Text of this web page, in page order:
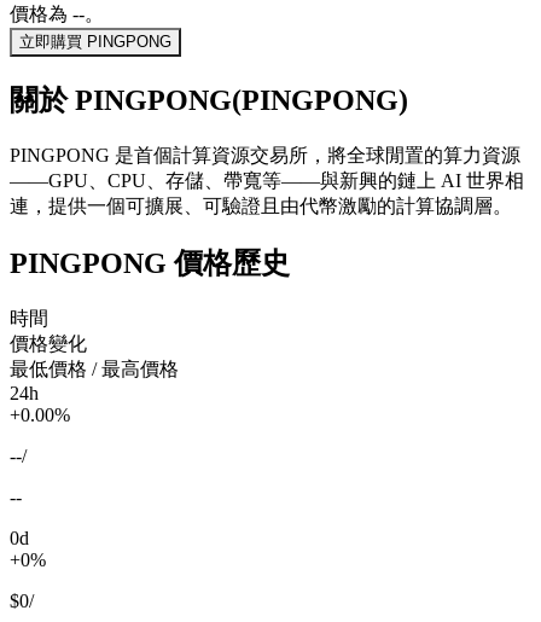
價格為 --。
立即購買 PINGPONG
關於 PINGPONG(PINGPONG)
PINGPONG 是首個計算資源交易所，將全球閒置的算力資源
——GPU、CPU、存儲、帶寬等——與新興的鏈上 AI 世界相
連，提供一個可擴展、可驗證且由代幣激勵的計算協調層。
PINGPONG 價格歷史
時間
價格變化
最低價格 / 最高價格
24h
+0.00%
--/
--
0d
+0%
$0/